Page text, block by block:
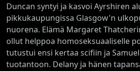
Duncan syntyi ja kasvoi Ayrshiren
pikkukaupungissa Glasgow'n
nuorena. Elämä Margaret
ollut helppoa homoseksuaaliselle
tutustui ensi kertaa scifiin ja Samuel
tuotantoon. Delany ja hänen